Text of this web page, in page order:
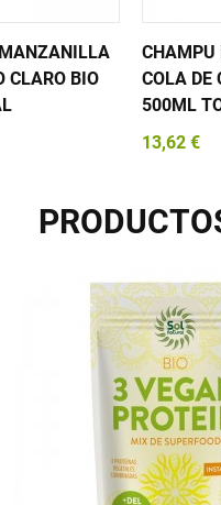
CLARO BIO
CHAMPU
COLA DE
500ML
13,62 €